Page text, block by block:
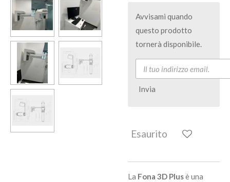
Avvisami quando
questo prodotto
tornerà disponibile.
Invia
Esaurito
La Fona 3D Plusè una